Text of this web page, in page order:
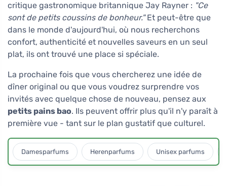
critique gastronomique britannique Jay Rayner : "Ce
sont de petits coussins de bonheur."Et peut-être que
dans le monde d'aujourd'hui, où nous recherchons
confort, authenticité et nouvelles saveurs en un seul
plat, ils ont trouvé une place si spéciale.
La prochaine fois que vous chercherez une idée de
dîner original ou que vous voudrez surprendre vos
invités avec quelque chose de nouveau, pensez aux
petits pains bao. Ils peuvent offrir plus qu'il n'y paraît à
première vue - tant sur le plan gustatif que culturel.
Damesparfums Herenparfums Unisex parfums